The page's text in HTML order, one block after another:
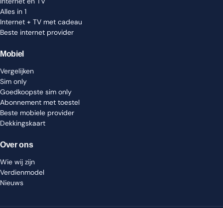
Alles in 1
Internet + TV met cadeau
Beste internet provider
Mobiel
Vergelijken
Sim only
Goedkoopste sim only
Abonnement met toestel
Beste mobiele provider
Dekkingskaart
Over ons
Wie wij zijn
Verdienmodel
Nieuws